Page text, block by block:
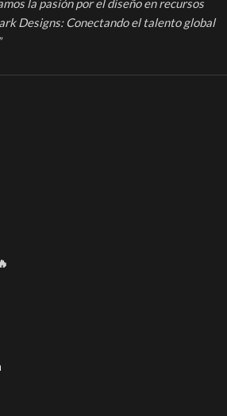
la pasión por el diseño en recursos
Designs: Conectando el talento global